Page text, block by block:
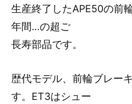
生産終了したAPE50の前
年間…の超ご
長寿部品です。
歴代モデル、前輪ブレー
す。ET3はシュー